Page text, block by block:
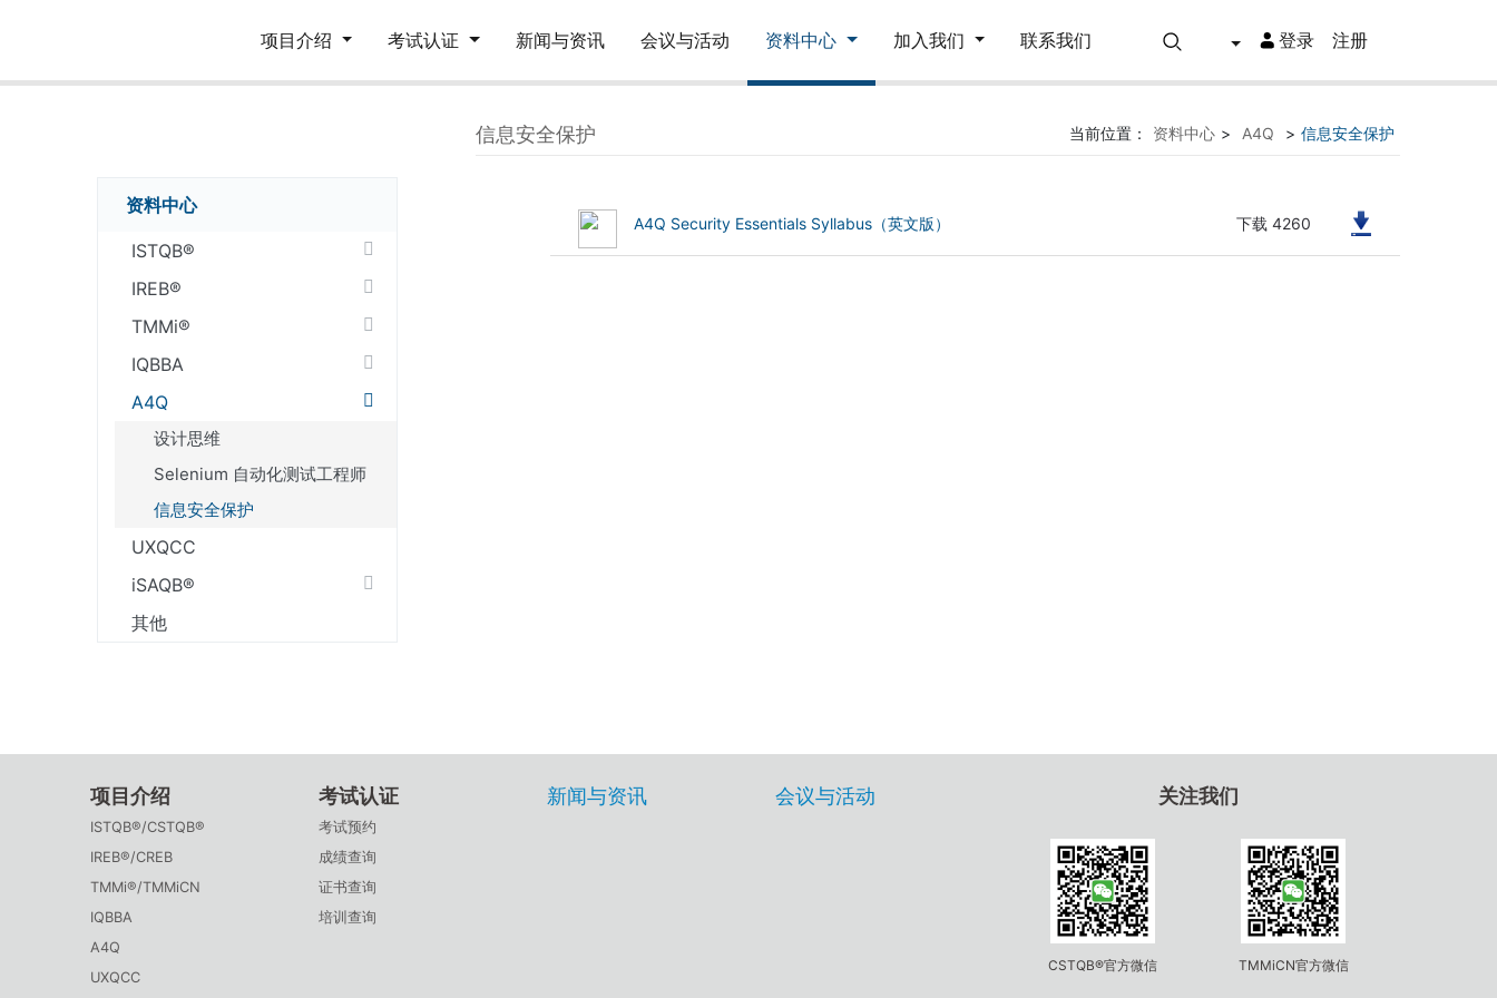
项目介绍 考试认证 新闻与资讯 会议与活动 资料中心 加入我们 联系我们 登录 注册
资料中心
ISTQB®
IREB®
TMMi®
IQBBA
A4Q
设计思维
Selenium 自动化测试工程师
信息安全保护
UXQCC
iSAQB®
其他
信息安全保护 当前位置： 资料中心 > A4Q > 信息安全保护
(972.84 kB)
A4Q Security Essentials Syllabus（英文版） 下载 4260
项目介绍
ISTQB®/CSTQB®
IREB®/CREB
TMMi®/TMMiCN
IQBBA
A4Q
UXQCC
考试认证
考试预约
成绩查询
证书查询
培训查询
新闻与资讯 会议与活动 关注我们
CSTQB®官方微信 TMMiCN官方微信